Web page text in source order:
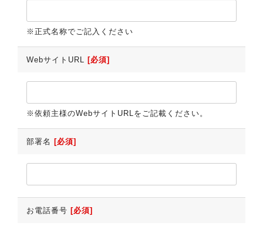
※正式名称でご記入ください
WebサイトURL [必須]
※依頼主様のWebサイトURLをご記載ください。
部署名 [必須]
お電話番号 [必須]